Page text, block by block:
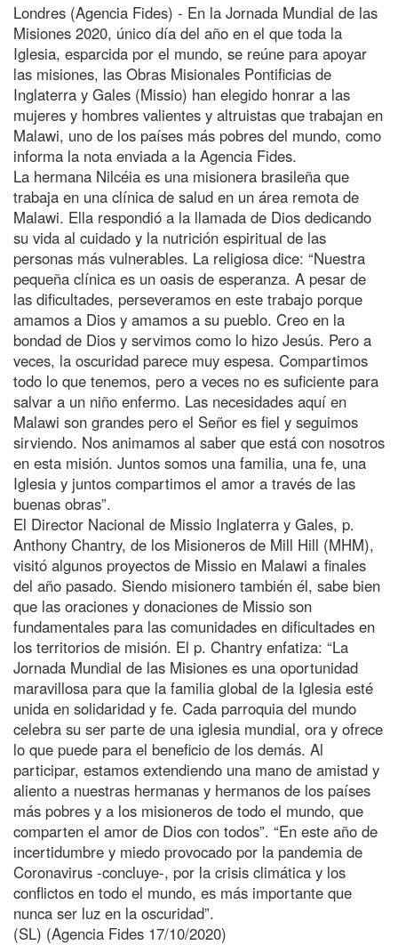
Londres (Agencia Fides) - En la Jornada Mundial de las
Misiones 2020, único día del año en el que toda la
Iglesia, esparcida por el mundo, se reúne para apoyar
las misiones, las Obras Misionales Pontificias de
Inglaterra y Gales (Missio) han elegido honrar a las
mujeres y hombres valientes y altruistas que trabajan en
Malawi, uno de los países más pobres del mundo, como
informa la nota enviada a la Agencia Fides.
La hermana Nilcéia es una misionera brasileña que
trabaja en una clínica de salud en un área remota de
Malawi. Ella respondió a la llamada de Dios dedicando
su vida al cuidado y la nutrición espiritual de las
personas más vulnerables. La religiosa dice: “Nuestra
pequeña clínica es un oasis de esperanza. A pesar de
las dificultades, perseveramos en este trabajo porque
amamos a Dios y amamos a su pueblo. Creo en la
bondad de Dios y servimos como lo hizo Jesús. Pero a
veces, la oscuridad parece muy espesa. Compartimos
todo lo que tenemos, pero a veces no es suficiente para
salvar a un niño enfermo. Las necesidades aquí en
Malawi son grandes pero el Señor es fiel y seguimos
sirviendo. Nos animamos al saber que está con nosotros
en esta misión. Juntos somos una familia, una fe, una
Iglesia y juntos compartimos el amor a través de las
buenas obras”.
El Director Nacional de Missio Inglaterra y Gales, p.
Anthony Chantry, de los Misioneros de Mill Hill (MHM),
visitó algunos proyectos de Missio en Malawi a finales
del año pasado. Siendo misionero también él, sabe bien
que las oraciones y donaciones de Missio son
fundamentales para las comunidades en dificultades en
los territorios de misión. El p. Chantry enfatiza: “La
Jornada Mundial de las Misiones es una oportunidad
maravillosa para que la familia global de la Iglesia esté
unida en solidaridad y fe. Cada parroquia del mundo
celebra su ser parte de una iglesia mundial, ora y ofrece
lo que puede para el beneficio de los demás. Al
participar, estamos extendiendo una mano de amistad y
aliento a nuestras hermanas y hermanos de los países
más pobres y a los misioneros de todo el mundo, que
comparten el amor de Dios con todos”. “En este año de
incertidumbre y miedo provocado por la pandemia de
Coronavirus -concluye-, por la crisis climática y los
conflictos en todo el mundo, es más importante que
nunca ser luz en la oscuridad”.
(SL) (Agencia Fides 17/10/2020)